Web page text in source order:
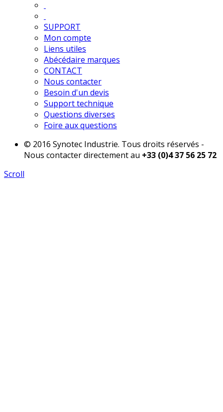
SUPPORT
Mon compte
Liens utiles
Abécédaire marques
CONTACT
Nous contacter
Besoin d'un devis
Support technique
Questions diverses
Foire aux questions
© 2016 Synotec Industrie. Tous droits réservés -
Nous contacter directement au +33 (0)4 37 56 25 72
Scroll